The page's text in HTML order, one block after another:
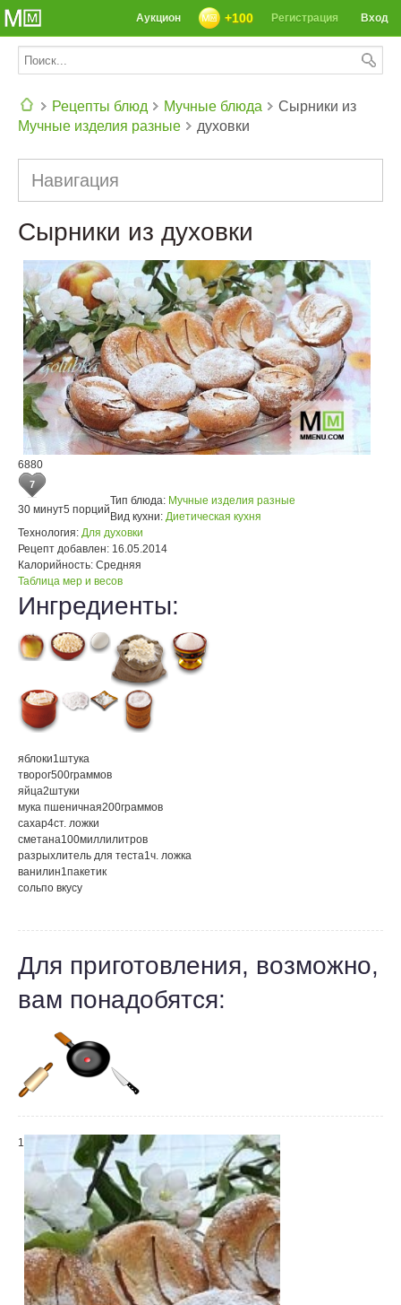
Вход
Регистрация
+100
Аукцион
Рецепты блюд
Мучные блюда
Мучные изделия разные
Сырники из
духовки
Навигация
Сырники из духовки
6880
7
30 минут5 порций
Тип блюда: Мучные изделия разные
Вид кухни: Диетическая кухня
Технология: Для духовки
Рецепт добавлен: 16.05.2014
Калорийность: Средняя
Таблица мер и весов
Ингредиенты:
яблоки1штука
творог500граммов
яйца2штуки
мука пшеничная200граммов
сахар4ст. ложки
сметана100миллилитров
разрыхлитель для теста1ч. ложка
ванилин1пакетик
сольпо вкусу
Для приготовления, возможно,
вам понадобятся:
1